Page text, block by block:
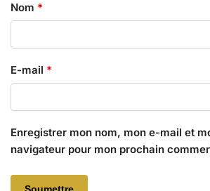
Nom *
E-mail *
Enregistrer mon nom, mon e-mail et
navigateur pour mon prochain